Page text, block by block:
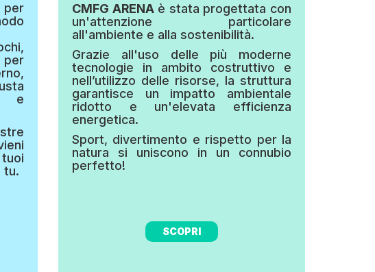
per
e
tu.
CMFG ARENAè stata progettata con
un'attenzione particolare
all'ambiente e alla sostenibilità.
Grazie all'uso delle più moderne
tecnologie in ambito costruttivo e
nell’utilizzo delle risorse, la struttura
garantisce un impatto ambientale
ridotto e un'elevata efficienza
energetica.
Sport, divertimento e rispetto per la
natura si uniscono in un connubio
perfetto!
SCOPRI